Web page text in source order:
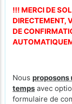
!!! MERCI DE
DIRECTEMENT,
DE
Nous proposons
temps avec
formulaire de